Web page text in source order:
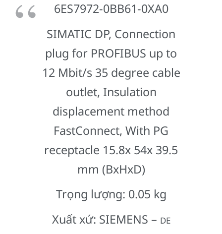
6ES7972-0BB61-0XA0
SIMATIC DP, Connection
plug for PROFIBUS up to
12 Mbit/s 35 degree cable
outlet, Insulation
displacement method
FastConnect, With PG
receptacle 15.8x 54x 39.5
mm (BxHxD)
Trọng lượng: 0.05 kg
Xuất xứ: SIEMENS – DE